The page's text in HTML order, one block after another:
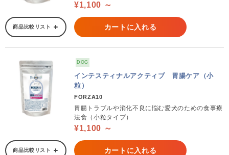
¥1,100 ～
商品比較リスト カートに入れる
DOG
インテスティナルアクティブ 胃腸ケア（小
粒）
FORZA10
胃腸トラブルや消化不良に悩む愛犬のための食事療
法食（小粒タイプ）
¥1,100 ～
商品比較リスト カートに入れる